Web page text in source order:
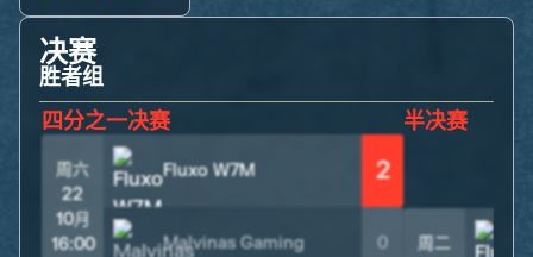
决赛
胜者组
四分之一决赛
周六
22
10月
16:00
Fluxo W7M 2
Malvinas Gaming 0
半决赛
周二